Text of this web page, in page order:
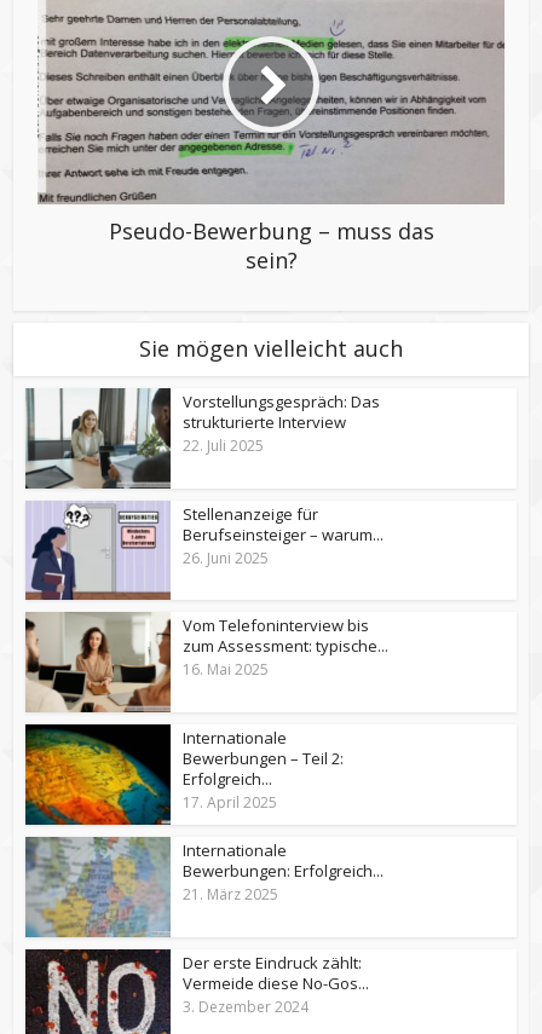
Pseudo-Bewerbung – muss das
sein?
Sie mögen vielleicht auch
Vorstellungsgespräch: Das
strukturierte Interview
22. Juli 2025
Stellenanzeige für
Berufseinsteiger – warum...
26. Juni 2025
Vom Telefoninterview bis
zum Assessment: typische...
16. Mai 2025
Internationale
Bewerbungen – Teil 2:
Erfolgreich...
17. April 2025
Internationale
Bewerbungen: Erfolgreich...
21. März 2025
Der erste Eindruck zählt:
Vermeide diese No-Gos...
3. Dezember 2024